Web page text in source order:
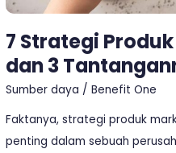
7 Strategi
dan 3
Sumber daya /Benefit One
Faktanya, strategi produk
penting dalam sebuah
di
Pasar